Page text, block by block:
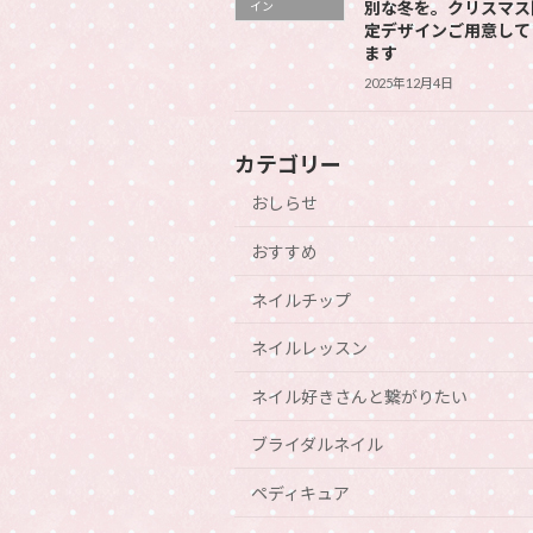
イン
別な冬を。クリスマ
定デザインご用意し
ます
2025年12月4日
カテゴリー
おしらせ
おすすめ
ネイルチップ
ネイルレッスン
ネイル好きさんと繋がりたい
ブライダルネイル
ペディキュア